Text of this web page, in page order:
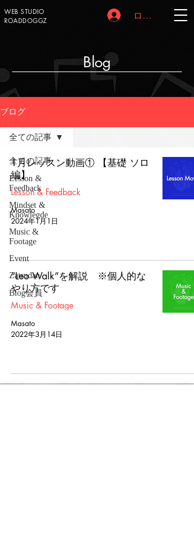
WEB STUDIO
ROADDOGGZ
ログイン
Blog
ブログ
全ての記事
Lesson &
Feedback
Mindset &
Knowlegde
Music &
Footage
Event
Zatsudan
Blog会員
全ての記事
1月レッスン動画① 【基礎 ソロ
編】
Lesson & Feedback
Masato
2024年1月1日
“Leo Walk”を解説 ※個人的な
やり方です
Music & Footage
Masato
2022年3月14日